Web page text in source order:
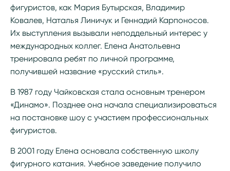
фигуристов, как Мария Бутырская, Владимир
Ковалев, Наталья Линичук и Геннадий Карпоносов.
Их выступления вызывали неподдельный интерес у
международных коллег. Елена Анатольевна
тренировала ребят по личной программе,
получившей название «русский стиль».
В 1987 году Чайковская стала основным тренером
«Динамо». Позднее она начала специализироваться
на постановке шоу с участием профессиональных
фигуристов.
В 2001 году Елена основала собственную школу
фигурного катания. Учебное заведение получило